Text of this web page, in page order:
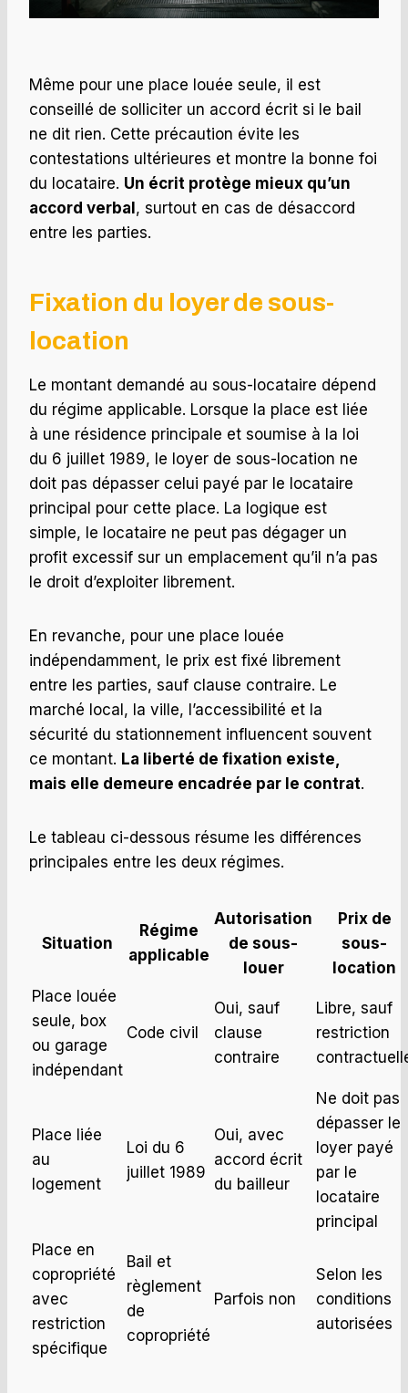
Même pour une place louée seule, il est
conseillé de solliciter un accord écrit si le bail
ne dit rien. Cette précaution évite les
contestations ultérieures et montre la bonne foi
du locataire. Un écrit protège mieux qu’un
accord verbal , surtout en cas de désaccord
entre les parties.
Fixation du loyer de sous-
location
Le montant demandé au sous-locataire dépend
du régime applicable. Lorsque la place est liée
à une résidence principale et soumise à la loi
du 6 juillet 1989, le loyer de sous-location ne
doit pas dépasser celui payé par le locataire
principal pour cette place. La logique est
simple, le locataire ne peut pas dégager un
profit excessif sur un emplacement qu’il n’a pas
le droit d’exploiter librement.
En revanche, pour une place louée
indépendamment, le prix est fixé librement
entre les parties, sauf clause contraire. Le
marché local, la ville, l’accessibilité et la
sécurité du stationnement influencent souvent
ce montant. La liberté de fixation existe,
mais elle demeure encadrée par le contrat.
Le tableau ci-dessous résume les différences
principales entre les deux régimes.
Situation
Régime
applicable
Autorisation
de sous-
louer
Prix de
sous-
location
Place louée
seule, box
ou garage
indépendant
Code civil
Oui, sauf
clause
contraire
Libre, sauf
restriction
Place liée
au
logement
Loi du 6
juillet 1989
Oui, avec
accord écrit
du bailleur
Ne doit pas
dépasser le
loyer payé
par le
locataire
principal
Place en
copropriété
avec
restriction
spécifique
Bail et
règlement
de
copropriété
Parfois non
Selon les
conditions
autorisées